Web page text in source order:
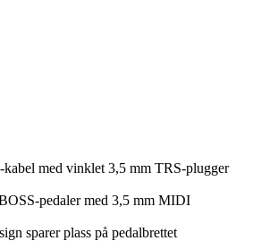
med vinklet 3,5 mm TRS-plugger
pedaler med 3,5 mm MIDI
sparer plass på pedalbrettet